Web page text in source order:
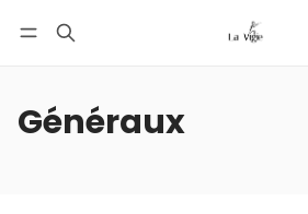
Généraux